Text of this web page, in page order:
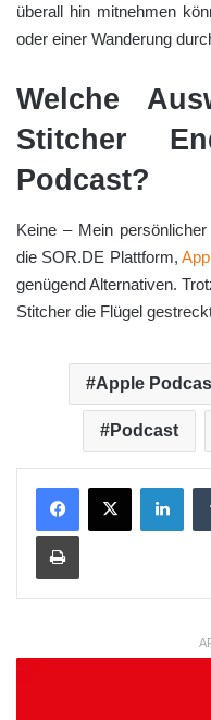
überall hin mitnehmen
oder einer Wanderung
Welche
Stitcher
Podcast?
Keine – Mein
die SOR.DE Plattform,
genügend Alternativen.
Stitcher die Flügel
Apple
Podcast